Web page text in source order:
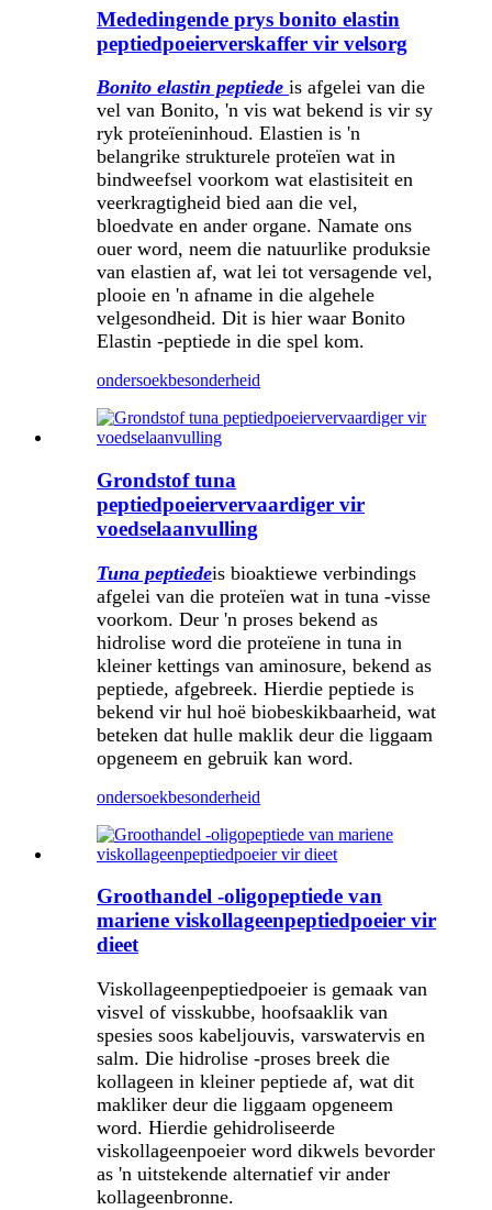
Mededingende prys bonito elastin
peptiedpoeierverskaffer vir velsorg
Bonito elastin peptiede is afgelei van die
vel van Bonito, 'n vis wat bekend is vir sy
ryk proteïeninhoud. Elastien is 'n
belangrike strukturele proteïen wat in
bindweefsel voorkom wat elastisiteit en
veerkragtigheid bied aan die vel,
bloedvate en ander organe. Namate ons
ouer word, neem die natuurlike produksie
van elastien af, wat lei tot versagende vel,
plooie en 'n afname in die algehele
velgesondheid. Dit is hier waar Bonito
Elastin -peptiede in die spel kom.
ondersoekbesonderheid
Grondstof tuna
peptiedpoeiervervaardiger vir
voedselaanvulling
Tuna peptiedeis bioaktiewe verbindings
afgelei van die proteïen wat in tuna -visse
voorkom. Deur 'n proses bekend as
hidrolise word die proteïene in tuna in
kleiner kettings van aminosure, bekend as
peptiede, afgebreek. Hierdie peptiede is
bekend vir hul hoë biobeskikbaarheid, wat
beteken dat hulle maklik deur die liggaam
opgeneem en gebruik kan word.
ondersoekbesonderheid
Groothandel -oligopeptiede van
mariene viskollageenpeptiedpoeier vir
dieet
Viskollageenpeptiedpoeier is gemaak van
visvel of visskubbe, hoofsaaklik van
spesies soos kabeljouvis, varswatervis en
salm. Die hidrolise -proses breek die
kollageen in kleiner peptiede af, wat dit
makliker deur die liggaam opgeneem
word. Hierdie gehidroliseerde
viskollageenpoeier word dikwels bevorder
as 'n uitstekende alternatief vir ander
kollageenbronne.